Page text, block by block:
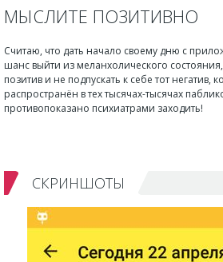
МЫСЛИТЕ ПОЗИТИВНО
Считаю, что дать начало своему дню с
шанс выйти из меланхолического
позитив и не подпускать к себе тот негатив,
распространён в тех тысячах-тысячах
противопоказано психиатрами заходить!
СКРИНШОТЫ